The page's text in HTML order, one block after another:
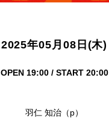
2025年05月08日(木)
OPEN 19:00 / START 20:00
羽仁 知治（p）